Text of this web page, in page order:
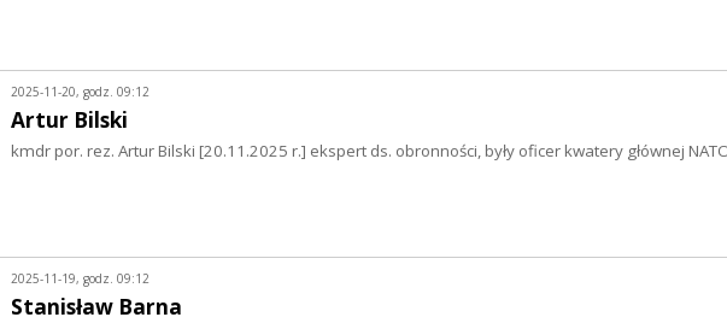
2025-11-20, godz. 09:12
Artur Bilski
kmdr por. rez. Artur Bilski [20.11.2025 r.] ekspert ds. obronności, były oficer kwatery głównej
2025-11-19, godz. 09:12
Stanisław Barna